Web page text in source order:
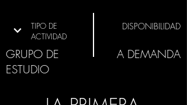
TIPO DE
ACTIVIDAD
GRUPO DE
ESTUDIO
DISPONIBILIDAD
A DEMANDA